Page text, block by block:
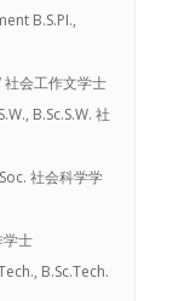
B.S.PI.,
会工作文学士
B.Sc.S.W. 社
社会科学学
士
B.Sc.Tech.